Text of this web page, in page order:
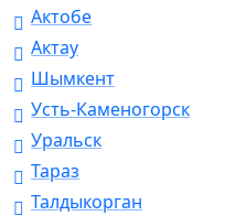
Актобе
Актау
Шымкент
Усть-Каменогорск
Уральск
Тараз
Талдыкорган